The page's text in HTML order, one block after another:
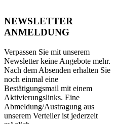
NEWSLETTER
ANMELDUNG
Verpassen Sie mit unserem
Newsletter keine Angebote mehr.
Nach dem Absenden erhalten Sie
noch einmal eine
Bestätigungsmail mit einem
Aktivierungslinks. Eine
Abmeldung/Austragung aus
unserem Verteiler ist jederzeit